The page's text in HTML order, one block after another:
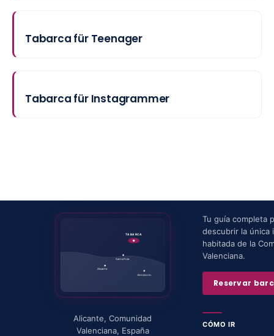
Tabarca für Teenager
Tabarca für Instagrammer
TABARCA
Santa Pola
Alicante
Benidorm
Alicante,Comunidad
Valenciana, España
Tu guía completa
descubrir la única
habitada de la
Valenciana.
Reservar
CÓMO IR